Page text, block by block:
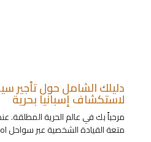
لاستكشاف إسبانيا بحرية
مرحباً بك في عالم الحرية المطلقة.
متعة القيادة الشخصية عبر سواحل Costa del Sol الساحرة